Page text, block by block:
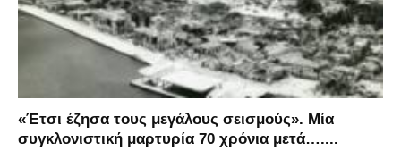
«Έτσι έζησα τους μεγάλους σεισμούς». Μία
συγκλονιστική μαρτυρία 70 χρόνια μετά…....